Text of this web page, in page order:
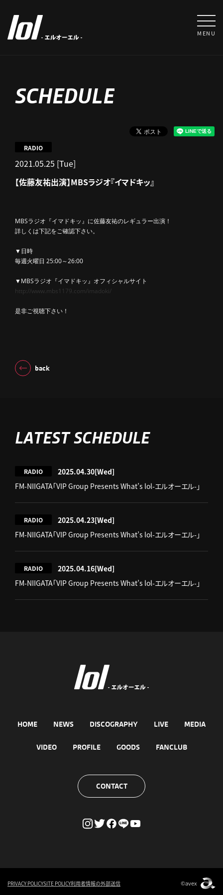
MENU
SCHEDULE
2021.05.25 [Tue]
RADIO
【佐藤友祐出演】MBSラジオ『イマドキッ』
MBSラジオ『イマドキッ』に佐藤友祐のレギュラー出演！
詳しくは下記をご確認下さい。
▼日時
毎週火曜日 25:00～26:00
▼MBSラジオ『イマドキッ』オフィシャルサイト
http://www.mbs1179.com/imadoki/
是非ご視聴下さい！
back
LATEST SCHEDULE
RADIO 2025.04.30[Wed]
FM-NIIGATA「VIP Group Presents What’s lol-エルオーエル-」
RADIO 2025.04.23[Wed]
FM-NIIGATA「VIP Group Presents What’s lol-エルオーエル-」
RADIO 2025.04.16[Wed]
FM-NIIGATA「VIP Group Presents What’s lol-エルオーエル-」
HOME NEWS DISCOGRAPHY LIVE MEDIA
VIDEO PROFILE GOODS FANCLUB
CONTACT
PRIVACY POLICYSITE POLICY利用者情報の外部送信 ©avex